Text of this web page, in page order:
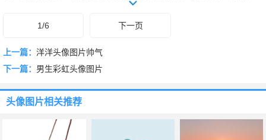
样，创意无限。从经典国风到潮流设计，每一张都让你在社交圈中独
树一帜。快来挑选你的专属标识，让你的头像瞬间与众不同，秀出你
1/6 下一页
上一篇： 洋洋头像图片帅气
下一篇： 男生彩虹头像图片
头像图片相关推荐